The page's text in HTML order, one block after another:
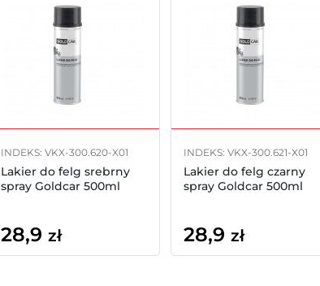
INDEKS: VKX-300.620-X01
Lakier do felg srebrny
spray Goldcar 500ml
28,9 zł
INDEKS: VKX-300.621-X01
Lakier do felg czarny
spray Goldcar 500ml
28,9 zł